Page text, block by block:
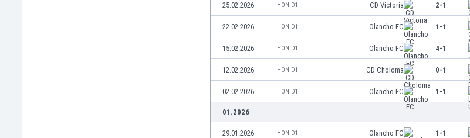
25.02.2026 HON D1 CD Victoria 2-1
22.02.2026 HON D1 Olancho FC 1-1
15.02.2026 HON D1 Olancho FC 4-1
12.02.2026 HON D1 CD Choloma 0-1
02.02.2026 HON D1 Olancho FC 1-1
01.2026
29.01.2026 HON D1 Olancho FC 1-1